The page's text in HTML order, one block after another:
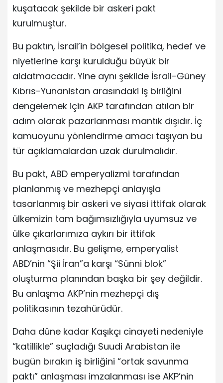
kuşatacak şekilde bir askeri pakt
kurulmuştur.
Bu paktın, İsrail’in bölgesel politika, hedef ve
niyetlerine karşı kurulduğu büyük bir
aldatmacadır. Yine aynı şekilde İsrail-Güney
Kıbrıs-Yunanistan arasındaki iş birliğini
dengelemek için AKP tarafından atılan bir
adım olarak pazarlanması mantık dışıdır. İç
kamuoyunu yönlendirme amacı taşıyan bu
tür açıklamalardan uzak durulmalıdır.
Bu pakt, ABD emperyalizmi tarafından
planlanmış ve mezhepçi anlayışla
tasarlanmış bir askeri ve siyasi ittifak olarak
ülkemizin tam bağımsızlığıyla uyumsuz ve
ülke çıkarlarımıza aykırı bir ittifak
anlaşmasıdır. Bu gelişme, emperyalist
ABD’nin “Şii İran”a karşı “Sünni blok”
oluşturma planından başka bir şey değildir.
Bu anlaşma AKP’nin mezhepçi dış
politikasının tezahürüdür.
Daha düne kadar Kaşıkçı cinayeti nedeniyle
“katillikle” suçladığı Suudi Arabistan ile
bugün bırakın iş birliğini “ortak savunma
paktı” anlaşması imzalanması ise AKP’nin